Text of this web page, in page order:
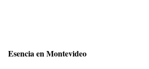
Esencia en Montevideo